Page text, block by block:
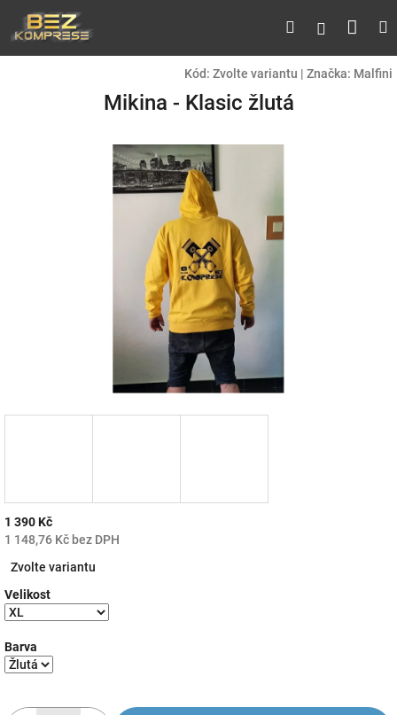
obsah
HledatPřihlášení
Kód: Zvolte variantu | Značka: Malfini
Mikina - Klasic žlutá
1 390 Kč
1 148,76 Kč bez DPH
cena:
Zvolte variantu
Velikost
Barva